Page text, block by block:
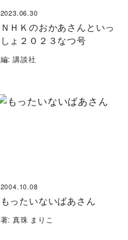
2023.06.30
ＮＨＫのおかあさんといっ
しょ２０２３なつ号
編: 講談社
2004.10.08
もったいないばあさん
著: 真珠 まりこ